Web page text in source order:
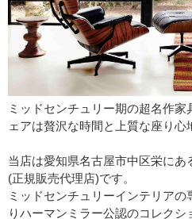
ミッドセンチュリー期の超名作
ェアは贅沢な時間と上質な座り心
当店は愛知県名古屋市中区栄に
(正規販売代理店)です。
ミッドセンチュリーインテリアの
りハーマンミラー公認のコレク